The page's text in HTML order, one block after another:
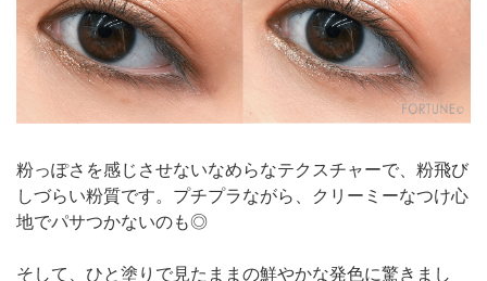
粉っぽさを感じさせないなめらなテクスチャーで、粉飛び
しづらい粉質です。プチプラながら、クリーミーなつけ心
地でパサつかないのも◎
そして、ひと塗りで見たままの鮮やかな発色に驚きまし